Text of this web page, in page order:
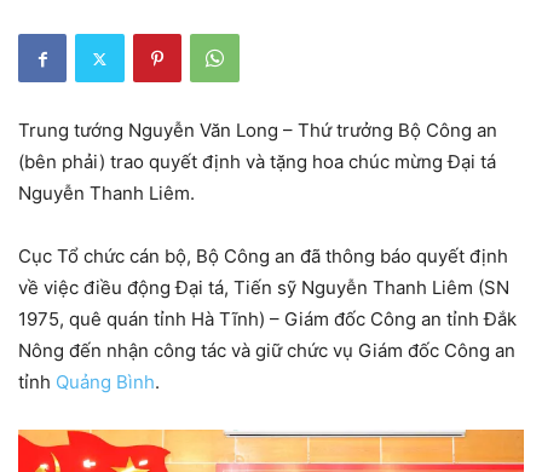
Trung tướng Nguyễn Văn Long – Thứ trưởng Bộ Công an
(bên phải) trao quyết định và tặng hoa chúc mừng Đại tá
Nguyễn Thanh Liêm.
Cục Tổ chức cán bộ, Bộ Công an đã thông báo quyết định
về việc điều động Đại tá, Tiến sỹ Nguyễn Thanh Liêm (SN
1975, quê quán tỉnh Hà Tĩnh) – Giám đốc Công an tỉnh Đắk
Nông đến nhận công tác và giữ chức vụ Giám đốc Công an
tỉnh Quảng Bình.